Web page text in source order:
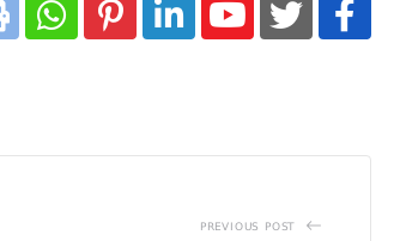
PREVIOUS POST